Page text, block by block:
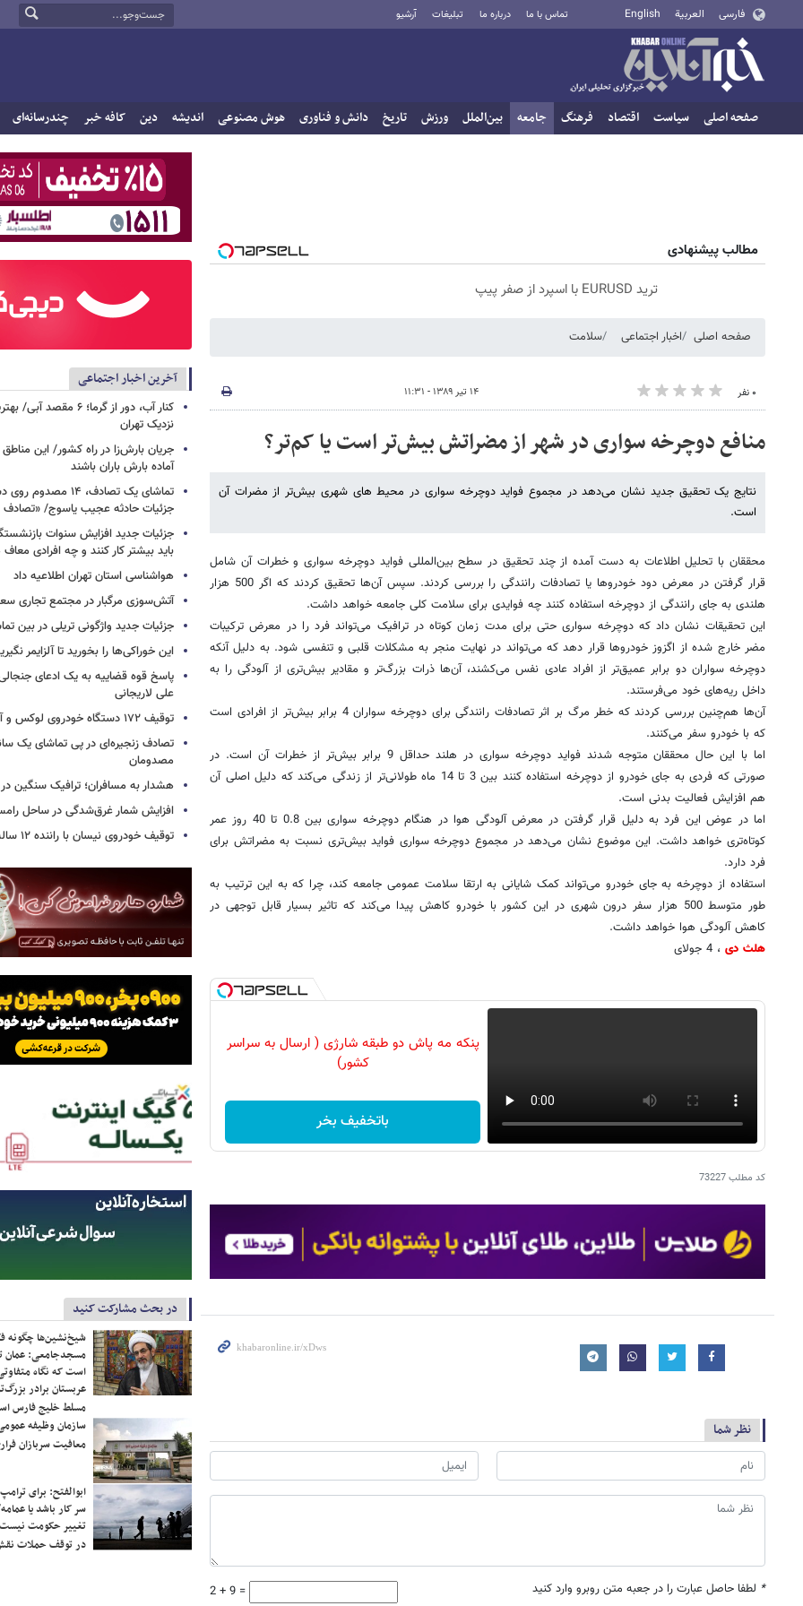
فارسی العربية English تماس با ما درباره ما تبلیغات آرشیو
صفحه اصلی سیاست اقتصاد فرهنگ جامعه بین‌الملل ورزش تاریخ دانش و فناوری هوش مصنوعی اندیشه دین کافه خبر چندرسانه‌ای
مطالب پیشنهادی
ترید EURUSD با اسپرد از صفر پیپ
صفحه اصلی اخبار اجتماعی سلامت
۰ نفر ۱۴ تیر ۱۳۸۹ - ۱۱:۳۱
منافع دوچرخه سواری در شهر از مضراتش بیش‌تر است یا کم‌تر؟
نتایج یک تحقیق جدید نشان می‌دهد در مجموع فواید دوچرخه سواری در محیط‌ های شهری بیش‌تر از مضرات آن
است.
محققان با تحلیل اطلاعات به دست آمده از چند تحقیق در سطح بین‌المللی فواید دوچرخه سواری و خطرات آن شامل
قرار گرفتن در معرض دود خودروها یا تصادفات رانندگی را بررسی کردند. سپس آن‌ها تحقیق کردند که اگر 500 هزار
هلندی به جای رانندگی از دوچرخه استفاده کنند چه فوایدی برای سلامت کلی جامعه خواهد داشت.
این تحقیقات نشان داد که دوچرخه سواری حتی برای مدت زمان کوتاه در ترافیک می‌تواند فرد را در معرض ترکیبات
مضر خارج شده از اگزوز خودروها قرار دهد که می‌تواند در نهایت منجر به مشکلات قلبی و تنفسی شود. به دلیل آنکه
دوچرخه سواران دو برابر عمیق‌تر از افراد عادی نفس می‌کشند، آن‌ها ذرات بزرگ‌تر و مقادیر بیش‌تری از آلودگی را به
داخل ریه‌های خود می‌فرستند.
آن‌ها هم‌چنین بررسی کردند که خطر مرگ بر اثر تصادفات رانندگی برای دوچرخه سواران 4 برابر بیش‌تر از افرادی است
که با خودرو سفر می‌کنند.
اما با این حال محققان متوجه شدند فواید دوچرخه سواری در هلند حداقل 9 برابر بیش‌تر از خطرات آن است. در
صورتی که فردی به جای خودرو از دوچرخه استفاده کنند بین 3 تا 14 ماه طولانی‌تر از زندگی می‌کند که دلیل اصلی آن‌
هم افزایش فعالیت بدنی است.
اما در عوض این فرد به دلیل قرار گرفتن در معرض آلودگی هوا در هنگام دوچرخه سواری بین 0.8 تا 40 روز عمر
کوتاه‌تری خواهد داشت. این موضوع نشان می‌دهد در مجموع دوچرخه سواری فواید بیش‌تری نسبت به مضراتش برای
فرد دارد.
استفاده از دوچرخه به جای خودرو می‌تواند کمک شایانی به ارتقا سلامت عمومی جامعه کند، چرا که به این ترتیب به
طور متوسط 500 هزار سفر درون شهری در این کشور با خودرو کاهش پیدا می‌کند که تاثیر بسیار قابل توجهی در
کاهش آلودگی هوا خواهد داشت.
هلث دی ، 4 جولای
پنکه مه پاش دو طبقه شارژی ( ارسال به سراسر
کشور)
باتخفیف بخر
کد مطلب73227
نظر شما
* لطفا حاصل عبارت را در جعبه متن روبرو وارد کنید 2 + 9 =
آخرین اخبار اجتماعی
کنار آب، دور از گرما؛ ۶
نزدیک تهران
جریان بارش‌زا در راه کشور/ این مناطق
آماده بارش باران باشند
تماشای یک تصادف، ۱۴
جزئیات حادثه عجیب یاسوج/ «تصادف
جزئیات جدید افزایش سنوات
باید بیشتر کار کنند و چه افرادی
هواشناسی استان تهران اطلاعیه داد
آتش‌سوزی مرگبار در مجتمع تجاری
جزئیات جدید واژگونی تریلی در بین
این خوراکی‌ها را بخورید تا آلزایمر
پاسخ قوه قضاییه به یک ادعای
علی لاریجانی
توقیف ۱۷۲ دستگاه خودروی لوکس و آپارتمان
تصادف زنجیره‌ای در پی تماشای یک
مصدومان
هشدار به مسافران؛ ترافیک سنگین
افزایش شمار غرق‌شدگی در ساحل
توقیف خودروی نیسان با راننده ۱۲ ساله در این جاده
در بحث مشارکت کنید
شیخ‌نشین‌ها چگونه
مسجدجامعی: عمان
است که نگاه
عربستان برادر
مسلط خلیج فارس
سازمان وظیفه
معافیت سربازان
ابوالفتح: برای
سر کار باشد یا
تغییر حکومت
در توقف حملات